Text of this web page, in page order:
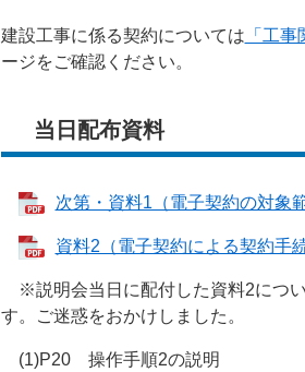
建設工事に係る契約については 「工
ージをご確認ください。
当日配布資料
次第・資料1（電子契約の対象
資料2（電子契約による契約手
※説明会当日に配付した資料2につい
す。ご迷惑をおかけしました。
(1)P20 操作手順2の説明